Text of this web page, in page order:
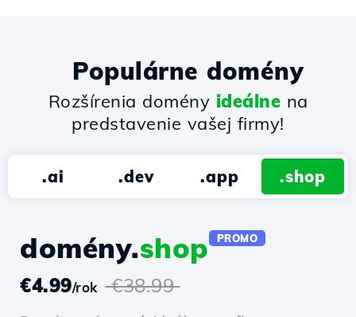
Populárne domény
Rozšírenia domény ideálne na
predstavenie vašej firmy!
.ai .dev .app .shop
domény.shop PROMO
€4.99/rok €38.99